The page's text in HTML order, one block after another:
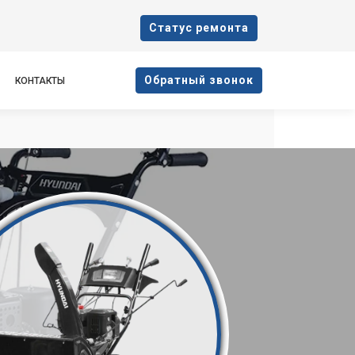
Cтатус ремонта
КОНТАКТЫ Oбратный звонок